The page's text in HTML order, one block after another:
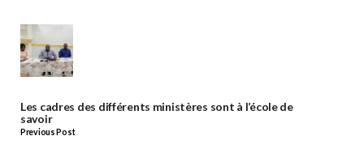
Les cadres des différents ministères sont à l’école de
savoir
Previous Post